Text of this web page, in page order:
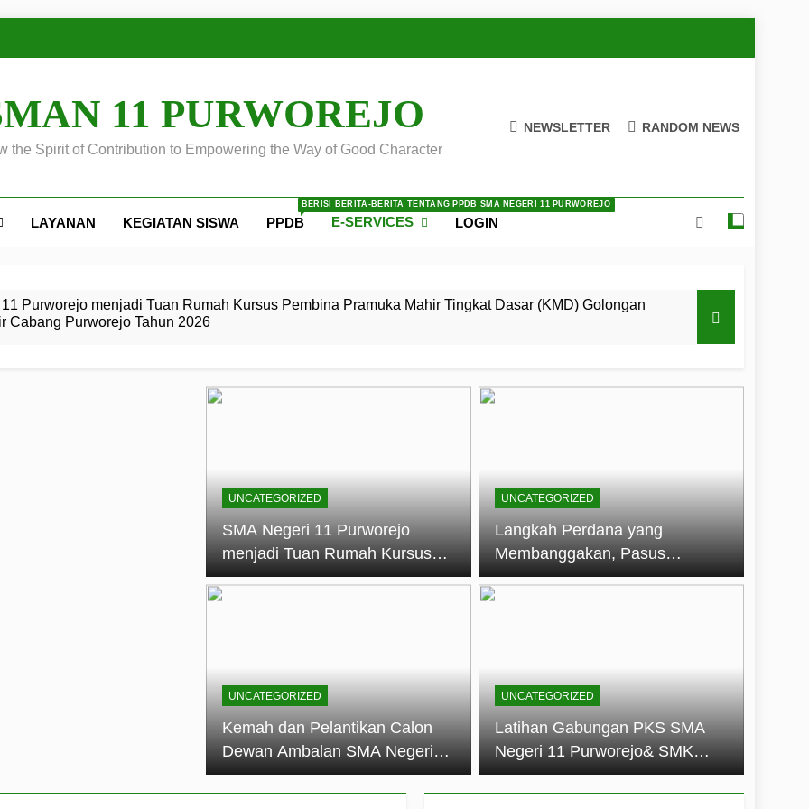
11 PURWOREJO
the Spirit of Contribution to Empowering the Way of Good Character
NEWSLETTER RANDOM NEWS
LAYANAN KEGIATAN SISWA PPDB
BERISI BERITA-BERITA TENTANG PPDB SMA NEGERI 11 PURWOREJO
E-SERVICES LOGIN
Purworejo menjadi Tuan Rumah Kursus Pembina Pramuka Mahir Tingkat Dasar (KMD) Golongan
Cabang Purworejo Tahun 2026
Calon Dewan Ambalan SMA Negeri 11 Purworejo: Membentuk Jiwa Kepemimpinan, Disiplin,
11 Purworejo Sukses Gelar LPBB Jatayudha Open 2 Tahun 2026
Tingkat
Gugus Depan
di LKBB
oleh Pasukan Khusus
11
Negeri 11 Purworejo
menjadi lokasi pelaksanaan
UNCATEGORIZED
SMA Negeri 11 Purworejo
menjadi Tuan Rumah Kursus
Pembina Pramuka Mahir
UNCATEGORIZED
Langkah Perdana yang
Membanggakan, Pasus
Jatayudha Ukir Prestasi di
UNCATEGORIZED
Kemah dan Pelantikan Calon
Dewan Ambalan SMA Negeri
11 Purworejo: Membentuk Jiwa
Kepemimpinan, Disiplin, dan
UNCATEGORIZED
Latihan Gabungan PKS SMA
Negeri 11 Purworejo& SMK
Negeri 6 Purworejo:
Membangun Disiplin,